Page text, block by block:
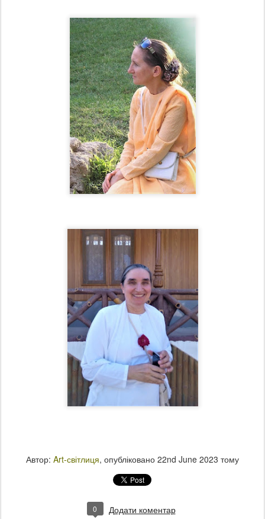
Автор: Art-світлиця, опубліковано 22nd June 2023 тому
0 Додати коментар